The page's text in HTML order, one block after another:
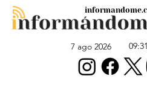
7 ago 2026